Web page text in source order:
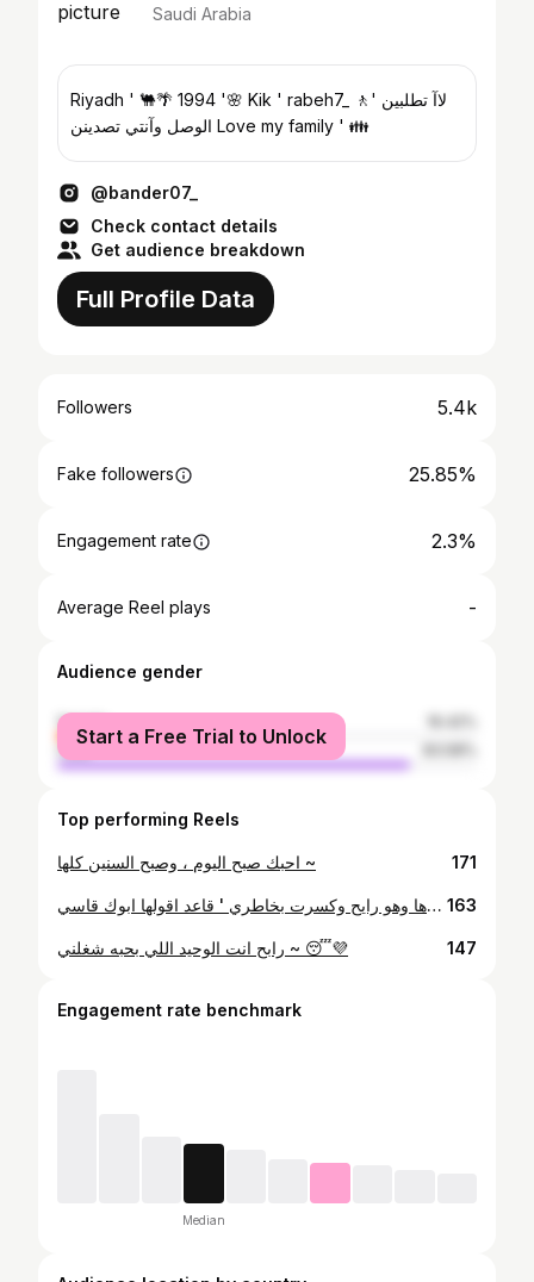
Saudi Arabia
Riyadh ' 🐫🌴 1994 '🌸 Kik ' rabeh7_ 🚶' ﻻآ تطلبين
الوصل وآنتي تصدينن Love my family ' 👪
@bander07_
Check contact details
Get audience breakdown
Full Profile Data
Followers 5.4k
Fake followers 25.85%
Engagement rate 2.3%
Average Reel plays -
Audience gender
female
male
Start a Free Trial to Unlock
Top performing Reels
احبك صبح اليوم ، وصبح السنين كلها ~ 171
هالمزهه كانت تناظر ل ابوها وهو رايح وكسرت بخاطري ' قاعد اقولها ابوك قاسي ' 🌚😂 163
رابح انت الوحيد اللي بحبه شغلني ~ 😴💜 147
Engagement rate benchmark
Median